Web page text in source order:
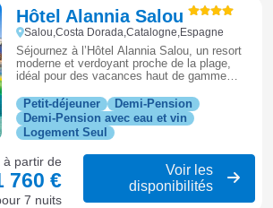
Hôtel Alannia Salou
Salou,Costa Dorada,Catalogne,Espagne
Séjournez à l’Hôtel Alannia Salou, un resort
moderne et verdoyant proche de la plage,
idéal pour des vacances haut de gamme
Dorada.
Petit-déjeuner
Demi-Pension
Demi-Pension avec eau et vin
Logement Seul
à partir de
760 €
7 nuits
Voir les
disponibilités